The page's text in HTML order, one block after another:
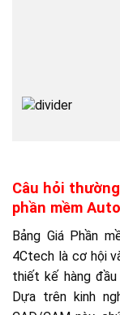
Câu hỏi
phần mềm
Bảng Giá Phần
4Ctech là cơ hội
thiết kế hàng
Dựa trên kinh